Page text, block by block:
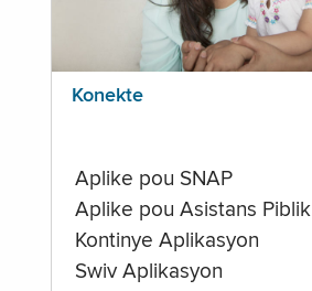
Konekte
Aplike pou SNAP
Aplike pou Asistans Piblik
Kontinye Aplikasyon
Swiv Aplikasyon